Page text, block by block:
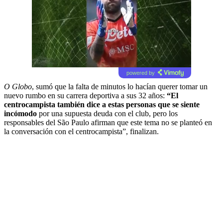
powered by
O Globo, sumó que la falta de minutos lo hacían querer tomar un
nuevo rumbo en su carrera deportiva a sus 32 años: “El
centrocampista también dice a estas personas que se siente
incómodo por una supuesta deuda con el club, pero los
responsables del São Paulo afirman que este tema no se planteó en
la conversación con el centrocampista”, finalizan.